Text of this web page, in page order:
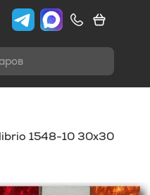
1548-10 30x30